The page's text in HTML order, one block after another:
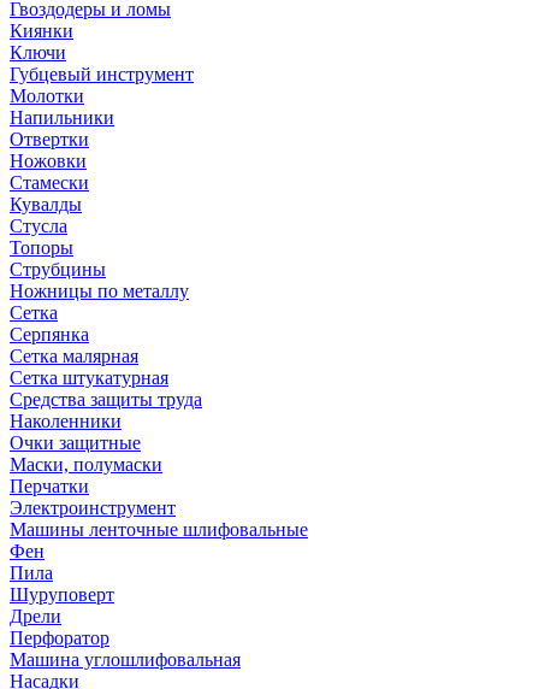
Гвоздодеры и ломы
Киянки
Ключи
Губцевый инструмент
Молотки
Напильники
Отвертки
Ножовки
Стамески
Кувалды
Стусла
Топоры
Струбцины
Ножницы по металлу
Сетка
Серпянка
Сетка малярная
Сетка штукатурная
Средства защиты труда
Наколенники
Очки защитные
Маски, полумаски
Перчатки
Электроинструмент
Машины ленточные шлифовальные
Фен
Пила
Шуруповерт
Дрели
Перфоратор
Машина углошлифовальная
Насадки